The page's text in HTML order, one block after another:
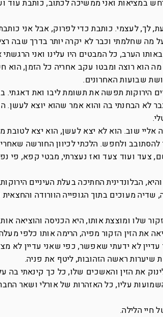
במציאות ואני ממשיכה לכתוב, כותבת עוד
לך, לעצמי. כותבת כדי לפרוק, אבל אני
מה שחלמתי וכבר לא יקרה יותר בדרך שבה
הערב, כל המבטים היו עלינו ואני
הוא רוצה ומבטו עקב אחריה כל הזמן, הוא
שבועות האחרונים.
הירוקות תפשה את תשומת ליבו ואת דאגתי.
לא הבחנתי בה והוא אמר שהוא יוצא לעשן.
אליי שוב. הוא לא יצא לעשן, הוא יצא
ולחפש. הלכתי לכיוון החורשה
צעד ועוד צעד ואז נעצרתי, מבטי קפא, פי
הבלונדינית החתיכה בעלת העיניים
מעוכים בתוך הגופייה הוורודה
שלו ומוצצת אותו, היא הכניסה והוציאה
את הזין הזקור מפיה, הרימה אותו כלפי
לא ידעתי שאפשר, כפי שאני עדיין לא
שיערות ראשה הזהובות, ליטף את פניה.
את הזין והאשכים שלו, כל כך קינאתי
עליו, כל האזהרות של אורלי ושאר
חיי הלילה.